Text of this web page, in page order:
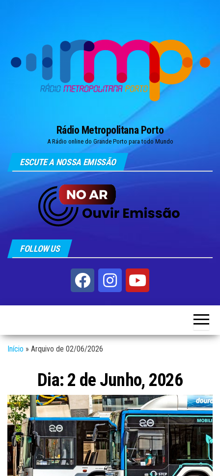
Rádio Metropolitana Porto
A Rádio online do Grande Porto para todo Mundo
ESCUTE A NOSSA EMISSÃO
FOLLOW US
Início » Arquivo de 02/06/2026
Dia: 2 de Junho, 2026